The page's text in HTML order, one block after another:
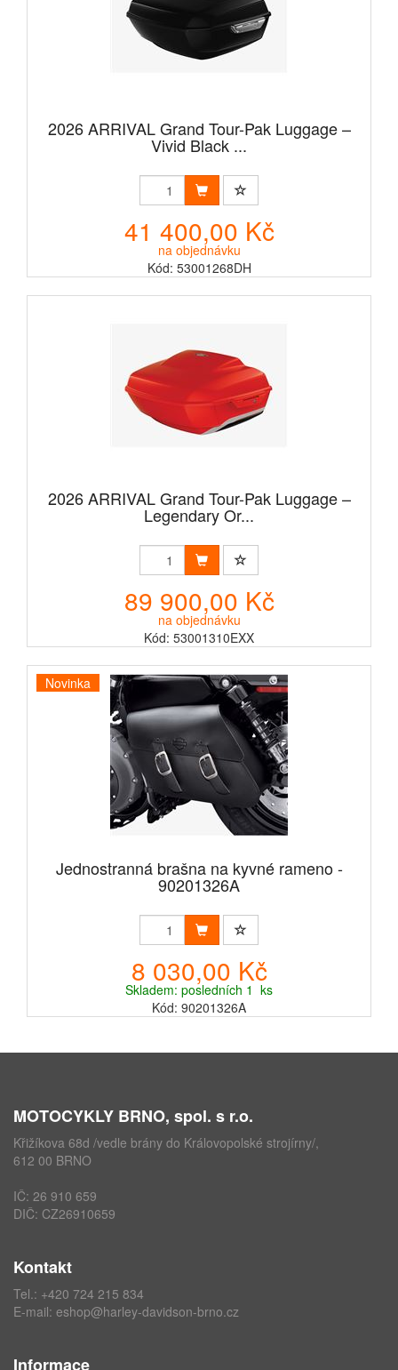
2026 ARRIVAL Grand Tour-Pak Luggage –
Vivid Black ...
41 400,00 Kč
na objednávku
Kód: 53001268DH
2026 ARRIVAL Grand Tour-Pak Luggage –
Legendary Or...
89 900,00 Kč
na objednávku
Kód: 53001310EXX
Novinka
Jednostranná brašna na kyvné rameno -
90201326A
8 030,00 Kč
Skladem: posledních 1 ks
Kód: 90201326A
MOTOCYKLY BRNO, spol. s r.o.
Křižíkova 68d /vedle brány do Královopolské strojírny/,
612 00 BRNO
IČ: 26 910 659
DIČ: CZ26910659
Kontakt
Tel.: +420 724 215 834
E-mail: eshop@harley-davidson-brno.cz
Informace